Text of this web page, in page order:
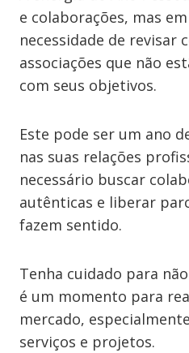
e colaborações, mas
necessidade de revisar
associações que não
com seus objetivos.
Este pode ser um ano
nas suas relações
necessário buscar
autênticas e liberar
fazem sentido.
Tenha cuidado para
é um momento para
mercado,
serviços e projetos.